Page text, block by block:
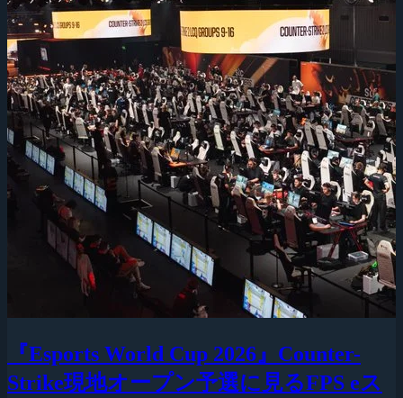
『Esports World Cup 2026』Counter-
Strike現地オープン予選に見るFPS eス